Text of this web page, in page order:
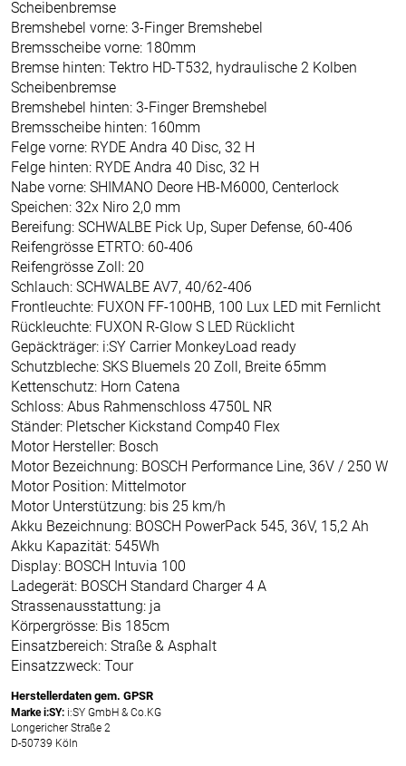
Scheibenbremse
Bremshebel vorne: 3-Finger Bremshebel
Bremsscheibe vorne: 180mm
Bremse hinten: Tektro HD-T532, hydraulische 2 Kolben
Scheibenbremse
Bremshebel hinten: 3-Finger Bremshebel
Bremsscheibe hinten: 160mm
Felge vorne: RYDE Andra 40 Disc, 32 H
Felge hinten: RYDE Andra 40 Disc, 32 H
Nabe vorne: SHIMANO Deore HB-M6000, Centerlock
Speichen: 32x Niro 2,0 mm
Bereifung: SCHWALBE Pick Up, Super Defense, 60-406
Reifengrösse ETRTO: 60-406
Reifengrösse Zoll: 20
Schlauch: SCHWALBE AV7, 40/62-406
Frontleuchte: FUXON FF-100HB, 100 Lux LED mit Fernlicht
Rückleuchte: FUXON R-Glow S LED Rücklicht
Gepäckträger: i:SY Carrier MonkeyLoad ready
Schutzbleche: SKS Bluemels 20 Zoll, Breite 65mm
Kettenschutz: Horn Catena
Schloss: Abus Rahmenschloss 4750L NR
Ständer: Pletscher Kickstand Comp40 Flex
Motor Hersteller: Bosch
Motor Bezeichnung: BOSCH Performance Line, 36V / 250 W
Motor Position: Mittelmotor
Motor Unterstützung: bis 25 km/h
Akku Bezeichnung: BOSCH PowerPack 545, 36V, 15,2 Ah
Akku Kapazität: 545Wh
Display: BOSCH Intuvia 100
Ladegerät: BOSCH Standard Charger 4 A
Strassenausstattung: ja
Körpergrösse: Bis 185cm
Einsatzbereich: Straße & Asphalt
Einsatzzweck: Tour
Herstellerdaten gem. GPSR
Marke i:SY: i:SY GmbH & Co.KG
Longericher Straße 2
D-50739 Köln